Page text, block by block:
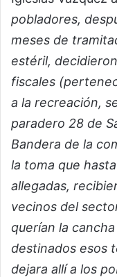
pobladores,
meses de
estéril,
fiscales
a la recreación,
paradero 28 de
Bandera de la
la toma que
allegadas,
vecinos del
querían la
destinados esos
dejara allí a los